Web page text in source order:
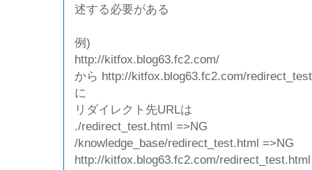
述する必要がある
例)
http://kitfox.blog63.fc2.com/
から http://kitfox.blog63.fc2.com/
に
リダイレクト先URLは
./redirect_test.html =>NG
/knowledge_base/redirect_test.html =>NG
http://kitfox.blog63.fc2.com/